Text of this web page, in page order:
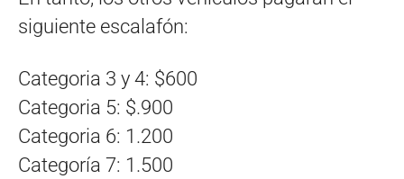
siguiente escalafón:
Categoria 3 y 4: $600
Categoria 5: $.900
Categoria 6: 1.200
Categoría 7: 1.500